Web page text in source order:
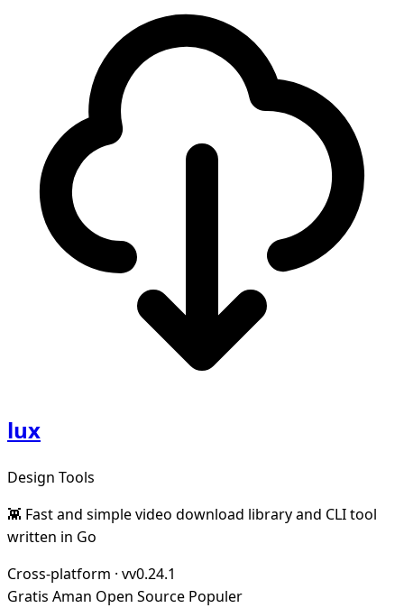
lux
Design Tools
👾 Fast and simple video download library and CLI tool
written in Go
Cross-platform · vv0.24.1
Gratis Aman Open Source Populer